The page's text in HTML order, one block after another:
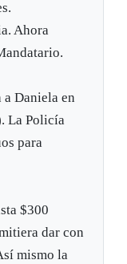
Ahora
a Daniela en
La Policía
para
$300
dar con
mismo la